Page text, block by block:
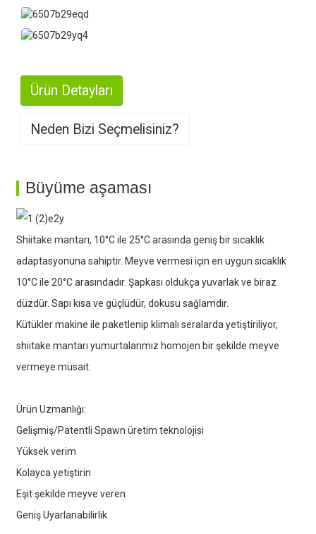
Ürün Detayları
Neden Bizi Seçmelisiniz?
Büyüme aşaması
Shiitake mantarı, 10°C ile 25°C arasında geniş bir sıcaklık
adaptasyonuna sahiptir. Meyve vermesi için en uygun sıcaklık
10°C ile 20°C arasındadır. Şapkası oldukça yuvarlak ve biraz
düzdür. Sapı kısa ve güçlüdür, dokusu sağlamdır.
Kütükler makine ile paketlenip klimalı seralarda yetiştiriliyor,
shiitake mantarı yumurtalarımız homojen bir şekilde meyve
vermeye müsait.
Ürün Uzmanlığı:
Gelişmiş/Patentli Spawn üretim teknolojisi
Yüksek verim
Kolayca yetiştirin
Eşit şekilde meyve veren
Geniş Uyarlanabilirlik
2. Zengin Deneyim
3. Güçlü üretim kapasitesi